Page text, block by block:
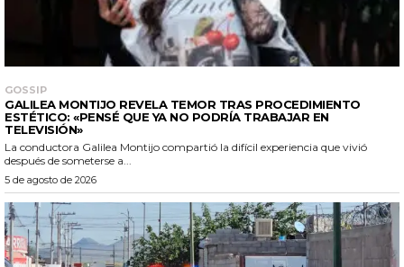
GOSSIP
GALILEA MONTIJO REVELA TEMOR TRAS PROCEDIMIENTO
ESTÉTICO: «PENSÉ QUE YA NO PODRÍA TRABAJAR EN
TELEVISIÓN»
La conductora Galilea Montijo compartió la difícil experiencia que vivió
después de someterse a...
5 de agosto de 2026